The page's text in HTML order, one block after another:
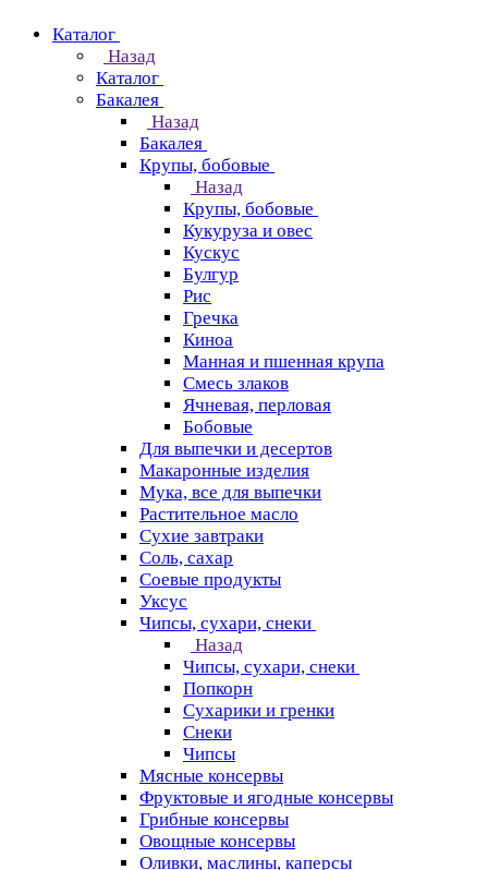
Каталог
Назад
Каталог
Бакалея
Назад
Бакалея
Крупы, бобовые
Назад
Крупы, бобовые
Кукуруза и овес
Кускус
Булгур
Рис
Гречка
Киноа
Манная и пшенная крупа
Смесь злаков
Ячневая, перловая
Бобовые
Для выпечки и десертов
Макаронные изделия
Мука, все для выпечки
Растительное масло
Сухие завтраки
Соль, сахар
Соевые продукты
Уксус
Чипсы, сухари, снеки
Назад
Чипсы, сухари, снеки
Попкорн
Сухарики и гренки
Снеки
Чипсы
Мясные консервы
Фруктовые и ягодные консервы
Грибные консервы
Овощные консервы
Оливки, маслины, каперсы